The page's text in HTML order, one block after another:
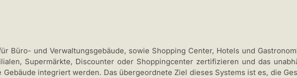
Büro- und Verwaltungsgebäude, sowie Shopping Center, Hotels und
Supermärkte, Discounter oder Shoppingcenter zertifizieren und das
integriert werden. Das übergeordnete Ziel dieses Systems ist es, die